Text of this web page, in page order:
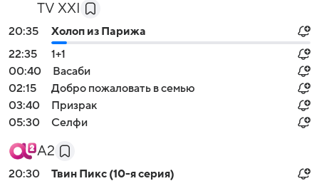
TV XXI
20:35
Холоп из Парижа
22:35
1+1
00:40
Васаби
02:15
Добро пожаловать в семью
03:40
Призрак
05:30
Селфи
А2
20:30
Твин Пикс (10-я серия)